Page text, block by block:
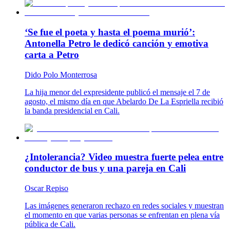
‘Se fue el poeta y hasta el poema murió’:
Antonella Petro le dedicó canción y emotiva
carta a Petro
Dido Polo Monterrosa
La hija menor del expresidente publicó el mensaje el 7 de
agosto, el mismo día en que Abelardo De La Espriella recibió
la banda presidencial en Cali.
¿Intolerancia? Video muestra fuerte pelea entre
conductor de bus y una pareja en Cali
Oscar Repiso
Las imágenes generaron rechazo en redes sociales y muestran
el momento en que varias personas se enfrentan en plena vía
pública de Cali.